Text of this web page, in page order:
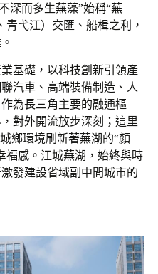
深而多生蕪藻”始稱“蕪
弋江）交匯、船楫之利，
基礎，以科技創新引領產
汽車、高端裝備制造、人
為長三角主要的融通樞
對外開流放步深刻；這里
鄉環境刷新著蕪湖的“顏
福感。江城蕪湖，始終與時
發建設省域副中間城市的